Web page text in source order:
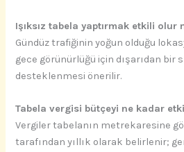
Işıksız tabela yaptırmak etkili olur
Gündüz trafiğinin yoğun olduğu
gece görünürlüğü için dışarıdan bir
desteklenmesi önerilir.
Tabela vergisi bütçeyi ne kadar
Vergiler tabelanın metrekaresine
tarafından yıllık olarak belirlenir;